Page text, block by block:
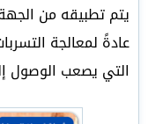
يتم تطبيقه من
عادةً لمعالجة
التي يصعب الوصول